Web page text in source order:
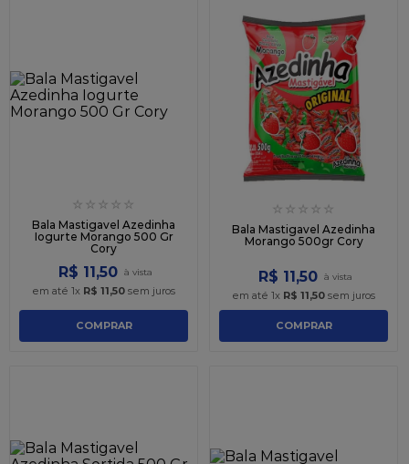
☆ ☆ ☆ ☆ ☆
Bala Mastigavel Azedinha
Iogurte Morango 500 Gr
Cory
R$ 11,50
em até 1x R$ 11,50 sem juros
COMPRAR
☆ ☆ ☆ ☆ ☆
Bala Mastigavel Azedinha
Morango 500gr Cory
R$ 11,50
em até 1x R$ 11,50 sem juros
COMPRAR